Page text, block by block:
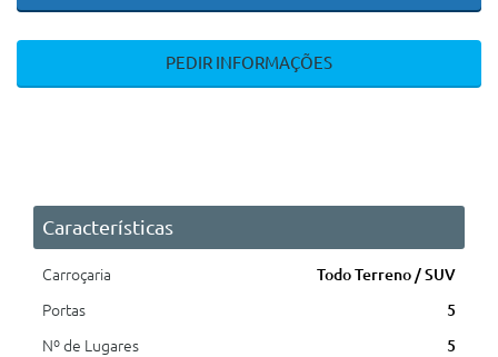
PEDIR INFORMAÇÕES
Características
Carroçaria
Todo Terreno / SUV
Portas
5
Nº de Lugares
5